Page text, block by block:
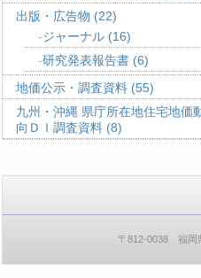
出版・広告物 (22)
ジャーナル (16)
研究発表報告書 (6)
地価公示・調査資料 (55)
九州・沖縄 県庁所在地住宅地価
向ＤＩ調査資料 (8)
〒812-0038 福岡